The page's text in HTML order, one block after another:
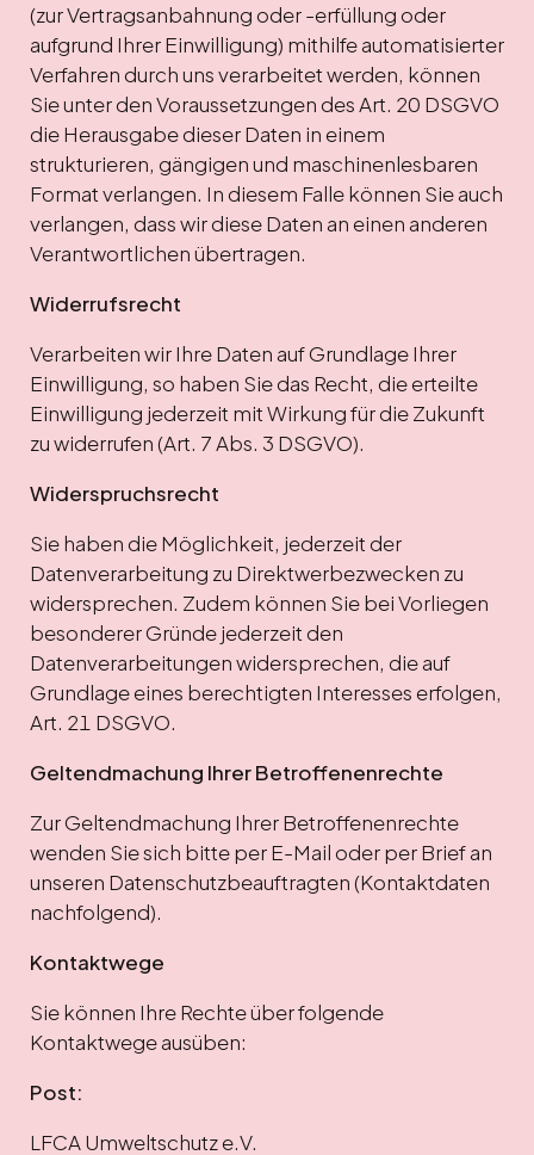
(zur Vertragsanbahnung oder -erfüllung oder
aufgrund Ihrer Einwilligung) mithilfe automatisierter
Verfahren durch uns verarbeitet werden, können
Sie unter den Voraussetzungen des Art. 20 DSGVO
die Herausgabe dieser Daten in einem
strukturieren, gängigen und maschinenlesbaren
Format verlangen. In diesem Falle können Sie auch
verlangen, dass wir diese Daten an einen anderen
Verantwortlichen übertragen.
Widerrufsrecht
Verarbeiten wir Ihre Daten auf Grundlage Ihrer
Einwilligung, so haben Sie das Recht, die erteilte
Einwilligung jederzeit mit Wirkung für die Zukunft
zu widerrufen (Art. 7 Abs. 3 DSGVO).
Widerspruchsrecht
Sie haben die Möglichkeit, jederzeit der
Datenverarbeitung zu Direktwerbezwecken zu
widersprechen. Zudem können Sie bei Vorliegen
besonderer Gründe jederzeit den
Datenverarbeitungen widersprechen, die auf
Grundlage eines berechtigten Interesses erfolgen,
Art. 21 DSGVO.
Geltendmachung Ihrer Betroffenenrechte
Zur Geltendmachung Ihrer Betroffenenrechte
wenden Sie sich bitte per E-Mail oder per Brief an
unseren Datenschutzbeauftragten (Kontaktdaten
nachfolgend).
Kontaktwege
Sie können Ihre Rechte über folgende
Kontaktwege ausüben:
Post:
LFCA Umweltschutz e.V.